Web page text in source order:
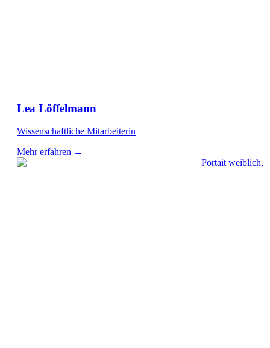
Lea Löffelmann
Wissenschaftliche Mitarbeiterin
Mehr erfahren →